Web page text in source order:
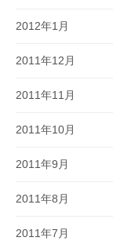
2012年1月
2011年12月
2011年11月
2011年10月
2011年9月
2011年8月
2011年7月